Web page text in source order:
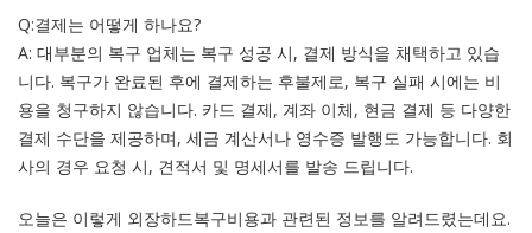
Q:결제는 어떻게 하나요?
A: 대부분의 복구 업체는 복구 성공 시, 결제 방식을 채택하고 있습
니다. 복구가 완료된 후에 결제하는 후불제로, 복구 실패 시에는 비
용을 청구하지 않습니다. 카드 결제, 계좌 이체, 현금 결제 등 다양한
결제 수단을 제공하며, 세금 계산서나 영수증 발행도 가능합니다. 회
사의 경우 요청 시, 견적서 및 명세서를 발송 드립니다.
오늘은 이렇게 외장하드복구비용과 관련된 정보를 알려드렸는데요.